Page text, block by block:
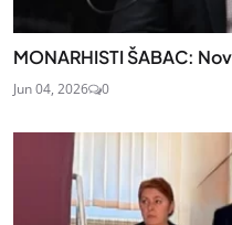
MONARHISTI ŠABAC:
Jun 04, 2026 0